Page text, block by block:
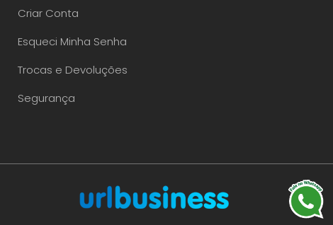
Criar Conta
Esqueci Minha Senha
Trocas e Devoluções
Segurança